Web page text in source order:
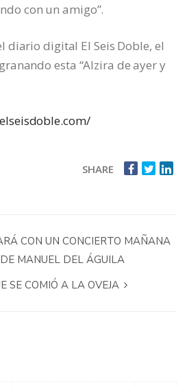
con un amigo”.
diario digital El Seis Doble, el
esta “Alzira de ayer y
SHARE
CON UN CONCIERTO MAÑANA
MANUEL DEL ÁGUILA
SE COMIÓ A LA OVEJA